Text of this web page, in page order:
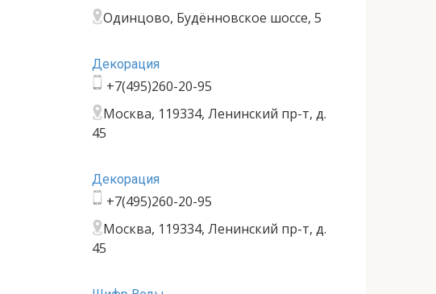
Одинцово, Будённовское шоссе, 5
Декорация
+7(495)260-20-95
Москва, 119334, Ленинский пр-т, д.
45
Декорация
+7(495)260-20-95
Москва, 119334, Ленинский пр-т, д.
45